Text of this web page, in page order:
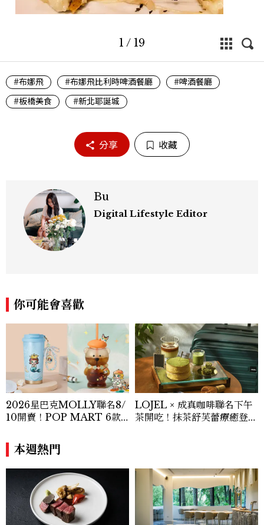
1 / 19
#布娜飛 #布娜飛比利時啤酒餐廳
#啤酒餐廳
#板橋美食
#新北耶誕城
分享 收藏
Bu
Digital Lifestyle Editor
你可能會喜歡
2026星巴克MOLLY聯名8/
10開賣！POP MART 6款
次看
LOJEL × 成真咖啡聯名下午
茶開吃！抹茶舒芙蕾療癒登
本週熱門